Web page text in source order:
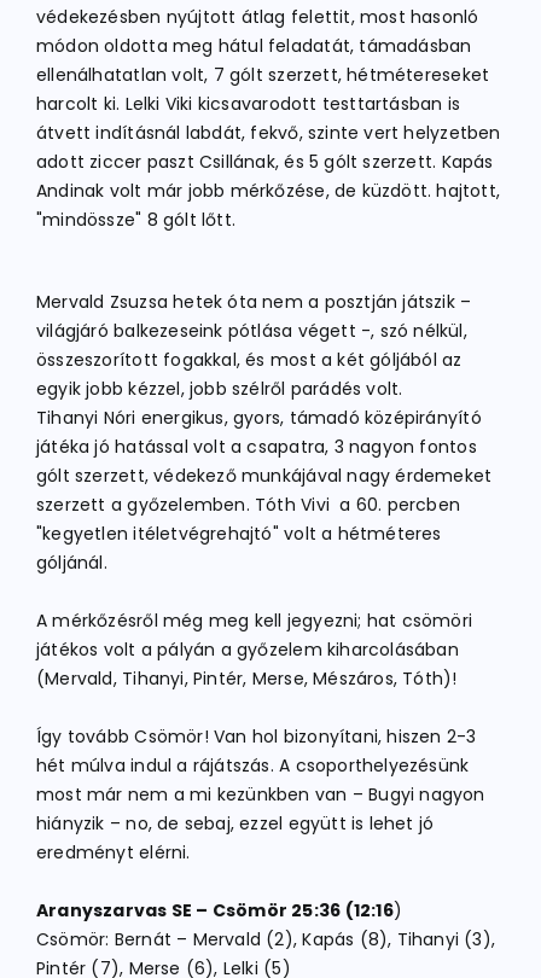
védekezésben nyújtott átlag felettit, most hasonló
módon oldotta meg hátul feladatát, támadásban
ellenálhatatlan volt, 7 gólt szerzett, hétmétereseket
harcolt ki. Lelki Viki kicsavarodott testtartásban is
átvett indításnál labdát, fekvő, szinte vert helyzetben
adott ziccer paszt Csillának, és 5 gólt szerzett. Kapás
Andinak volt már jobb mérkőzése, de küzdött. hajtott,
"mindössze" 8 gólt lőtt.
Mervald Zsuzsa hetek óta nem a posztján játszik –
világjáró balkezeseink pótlása végett -, szó nélkül,
összeszorított fogakkal, és most a két góljából az
egyik jobb kézzel, jobb szélről parádés volt.
Tihanyi Nóri energikus, gyors, támadó középirányító
játéka jó hatással volt a csapatra, 3 nagyon fontos
gólt szerzett, védekező munkájával nagy érdemeket
szerzett a győzelemben. Tóth Vivi a 60. percben
"kegyetlen itéletvégrehajtó" volt a hétméteres
góljánál.
A mérkőzésről még meg kell jegyezni; hat csömöri
játékos volt a pályán a győzelem kiharcolásában
(Mervald, Tihanyi, Pintér, Merse, Mészáros, Tóth)!
Így tovább Csömör! Van hol bizonyítani, hiszen 2-3
hét múlva indul a rájátszás. A csoporthelyezésünk
most már nem a mi kezünkben van – Bugyi nagyon
hiányzik – no, de sebaj, ezzel együtt is lehet jó
eredményt elérni.
Aranyszarvas SE – Csömör 25:36 (12:16)
Csömör: Bernát – Mervald (2), Kapás (8), Tihanyi (3),
Pintér (7), Merse (6), Lelki (5)